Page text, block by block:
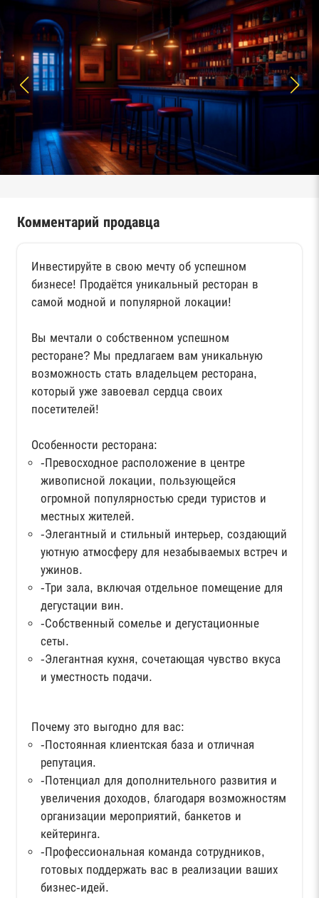
Комментарий продавца
Инвестируйте в свою мечту об успешном
бизнесе! Продаётся уникальный ресторан в
самой модной и популярной локации!
Вы мечтали о собственном успешном
ресторане? Мы предлагаем вам уникальную
возможность стать владельцем ресторана,
который уже завоевал сердца своих
посетителей!
Особенности ресторана:
-Превосходное расположение в центре
живописной локации, пользующейся
огромной популярностью среди туристов и
местных жителей.
-Элегантный и стильный интерьер, создающий
уютную атмосферу для незабываемых встреч и
ужинов.
-Три зала, включая отдельное помещение для
дегустации вин.
-Собственный сомелье и дегустационные
сеты.
-Элегантная кухня, сочетающая чувство вкуса
и уместность подачи.
Почему это выгодно для вас:
-Постоянная клиентская база и отличная
репутация.
-Потенциал для дополнительного развития и
увеличения доходов, благодаря возможностям
организации мероприятий, банкетов и
кейтеринга.
-Профессиональная команда сотрудников,
готовых поддержать вас в реализации ваших
бизнес-идей.